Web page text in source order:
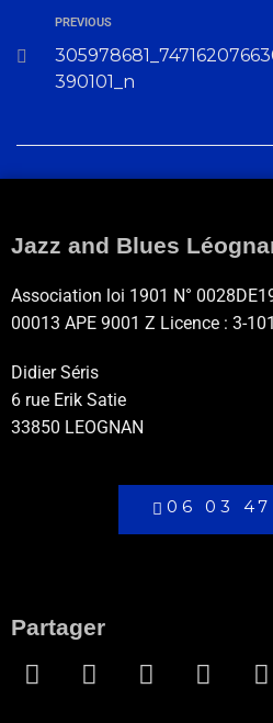
PREVIOUS
390101_n
Jazz and Blues
Association loi 1901 N°
00013 APE 9001 Z Licence : 3-
Didier Séris
6 rue Erik Satie
33850 LEOGNAN
06 03 47
Partager